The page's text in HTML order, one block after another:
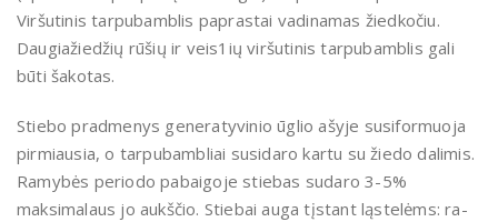
Viršuti­nis tarpubamblis paprastai vadinamas žiedkočiu.
Daugiažiedžių rūšių ir veis­1ių viršutinis tarpubamblis gali
būti ša­kotas.
Stiebo pradmenys generatyvinio ūg­lio ašyje susiformuoja
pirmiausia, o tar­pubambliai susidaro kartu su žiedo da­limis.
Ramybės periodo pabaigoje stie­bas sudaro 3-5%
maksimalaus jo aukš­čio. Stiebai auga tįstant ląstelėms: ra­